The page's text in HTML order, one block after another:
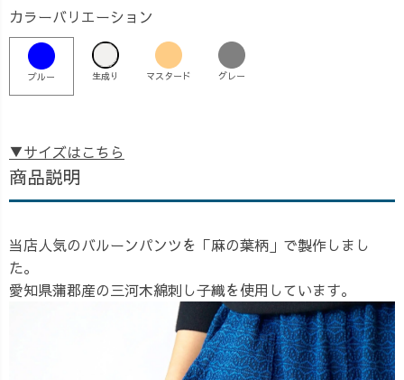
カラーバリエーション
ブルー 生成り マスタード グレー
▼サイズはこちら
商品説明
当店人気のバルーンパンツを「麻の葉柄」で製作しまし
た。
愛知県蒲郡産の三河木綿刺し子織を使用しています。